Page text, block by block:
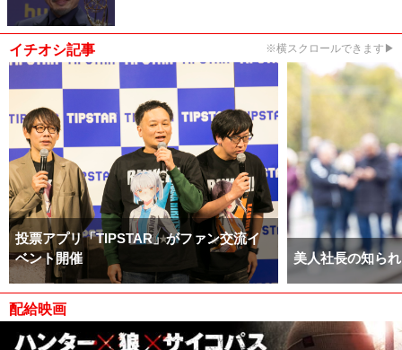
イチオシ記事 ※横スクロールできます▶
投票アプリ「TIPSTAR」がファン交流イ
ベント開催
美人社長の知ら
配給映画